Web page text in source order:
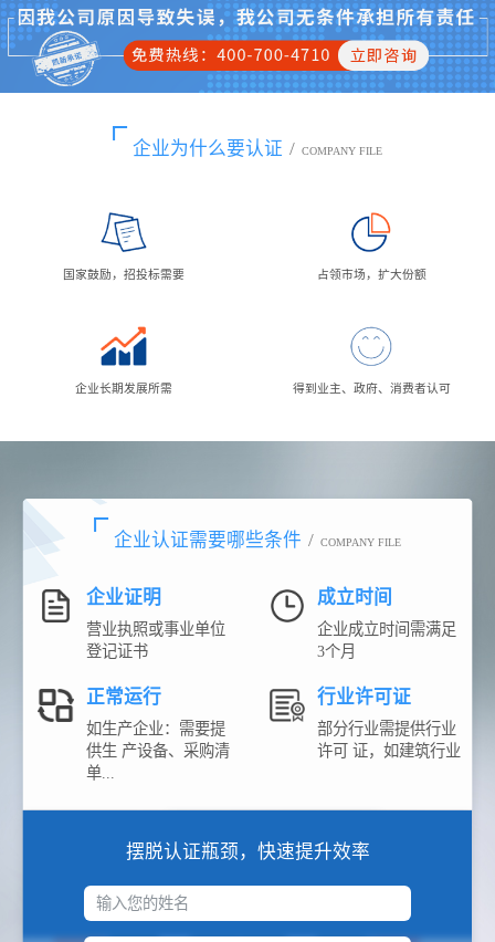
企业为什么要认证 / COMPANY FILE
国家鼓励，招投标需要 占领市场，扩大份额
企业长期发展所需 得到业主、政府、消费者认可
企业认证需要哪些条件 / COMPANY FILE
企业证明
营业执照或事业单位
登记证书
成立时间
企业成立时间需满足
3个月
正常运行
如生产企业：需要提
供生 产设备、采购清
单...
行业许可证
部分行业需提供行业
许可 证，如建筑行业
摆脱认证瓶颈，快速提升效率
输入您的姓名